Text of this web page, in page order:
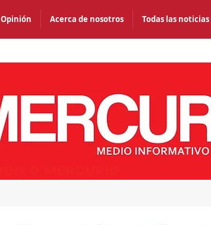
Opinión Acerca de nosotros Todas las noticias